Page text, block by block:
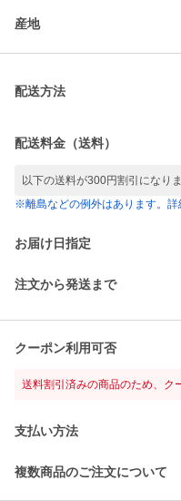
産地
配送方法
配送料金（送料）
以下の送料が300円割引になりま
※離島などの例外はあります。詳
お届け日指定
注文から発送まで
クーポン利用可否
送料割引済みの商品のため、ク
支払い方法
複数商品のご注文について